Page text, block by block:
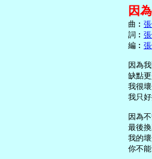
因
     曲︰
     詞︰
     編︰
因為我
缺點更
我很壞
我只好
因為不
最後換
我的壞
你不能